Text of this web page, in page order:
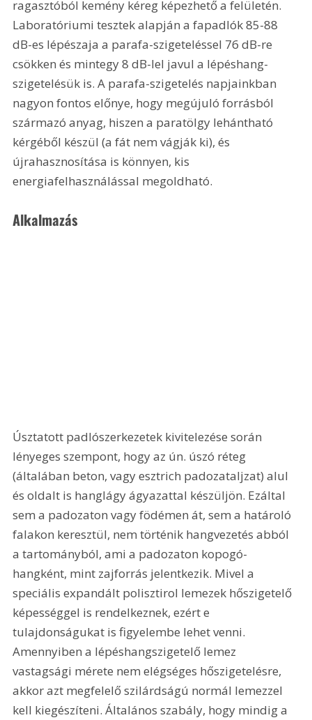
ragasztóból kemény kéreg képezhető a felületén.
Laboratóriumi tesztek alapján a fapadlók 85-88
dB-es lépészaja a parafa-szigeteléssel 76 dB-re
csökken és mintegy 8 dB-lel javul a lépéshang-
szigetelésük is. A parafa-szigetelés napjainkban
nagyon fontos előnye, hogy megújuló forrásból
származó anyag, hiszen a paratölgy lehántható
kérgéből készül (a fát nem vágják ki), és
újrahasznosítása is könnyen, kis
energiafelhasználással megoldható.
Alkalmazás
Úsztatott padlószerkezetek kivitelezése során
lényeges szempont, hogy az ún. úszó réteg
(általában beton, vagy esztrich padozataljzat) alul
és oldalt is hanglágy ágyazattal készüljön. Ezáltal
sem a padozaton vagy födémen át, sem a határoló
falakon keresztül, nem történik hangvezetés abból
a tartományból, ami a padozaton kopogó-
hangként, mint zajforrás jelentkezik. Mivel a
speciális expandált polisztirol lemezek hőszigetelő
képességgel is rendelkeznek, ezért e
tulajdonságukat is figyelembe lehet venni.
Amennyiben a lépéshangszigetelő lemez
vastagsági mérete nem elégséges hőszigetelésre,
akkor azt megfelelő szilárdságú normál lemezzel
kell kiegészíteni. Általános szabály, hogy mindig a